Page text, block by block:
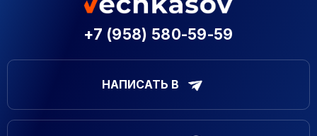
+7 (958) 580-59-59
НАПИСАТЬ В